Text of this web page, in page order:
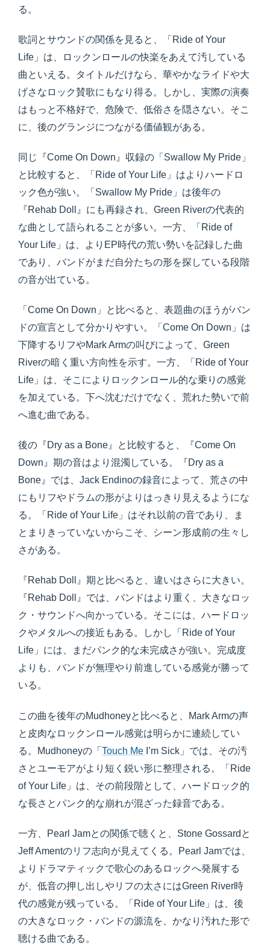
る。
歌詞とサウンドの関係を見ると、「Ride of Your
Life」は、ロックンロールの快楽をあえて汚している
曲といえる。タイトルだけなら、華やかなライドや大
げさなロック賛歌にもなり得る。しかし、実際の演奏
はもっと不格好で、危険で、低俗さを隠さない。そこ
に、後のグランジにつながる価値観がある。
同じ『Come On Down』収録の「Swallow My Pride」
と比較すると、「Ride of Your Life」はよりハードロ
ック色が強い。「Swallow My Pride」は後年の
『Rehab Doll』にも再録され、Green Riverの代表的
な曲として語られることが多い。一方、「Ride of
Your Life」は、よりEP時代の荒い勢いを記録した曲
であり、バンドがまだ自分たちの形を探している段階
の音が出ている。
「Come On Down」と比べると、表題曲のほうがバン
ドの宣言として分かりやすい。「Come On Down」は
下降するリフやMark Armの叫びによって、Green
Riverの暗く重い方向性を示す。一方、「Ride of Your
Life」は、そこによりロックンロール的な乗りの感覚
を加えている。下へ沈むだけでなく、荒れた勢いで前
へ進む曲である。
後の『Dry as a Bone』と比較すると、『Come On
Down』期の音はより混濁している。『Dry as a
Bone』では、Jack Endinoの録音によって、荒さの中
にもリフやドラムの形がよりはっきり見えるようにな
る。「Ride of Your Life」はそれ以前の音であり、ま
とまりきっていないからこそ、シーン形成前の生々し
さがある。
『Rehab Doll』期と比べると、違いはさらに大きい。
『Rehab Doll』では、バンドはより重く、大きなロッ
ク・サウンドへ向かっている。そこには、ハードロッ
クやメタルへの接近もある。しかし「Ride of Your
Life」には、まだパンク的な未完成さが強い。完成度
よりも、バンドが無理やり前進している感覚が勝って
いる。
この曲を後年のMudhoneyと比べると、Mark Armの声
と皮肉なロックンロール感覚は明らかに連続してい
る。Mudhoneyの「 Touch Me I’m Sick」では、その汚
さとユーモアがより短く鋭い形に整理される。「Ride
of Your Life」は、その前段階として、ハードロック的
な長さとパンク的な崩れが混ざった録音である。
一方、Pearl Jamとの関係で聴くと、Stone Gossardと
Jeff Amentのリフ志向が見えてくる。Pearl Jamでは、
よりドラマティックで歌心のあるロックへ発展する
が、低音の押し出しやリフの太さにはGreen River時
代の感覚が残っている。「Ride of Your Life」は、後
の大きなロック・バンドの源流を、かなり汚れた形で
聴ける曲である。